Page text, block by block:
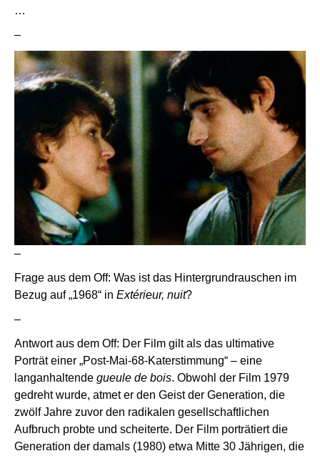
…
–
–
Frage aus dem Off: Was ist das Hintergrundrauschen im
Bezug auf „1968“ in Extérieur, nuit?
–
Antwort aus dem Off: Der Film gilt als das ultimative
Porträt einer „Post-Mai-68-Katerstimmung“ – eine
langanhaltende gueule de bois. Obwohl der Film 1979
gedreht wurde, atmet er den Geist der Generation, die
zwölf Jahre zuvor den radikalen gesellschaftlichen
Aufbruch probte und scheiterte. Der Film porträtiert die
Generation der damals (1980) etwa Mitte 30 Jährigen, die